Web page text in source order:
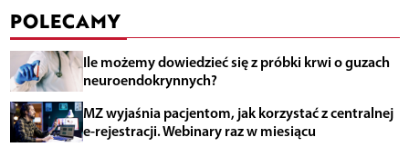
POLECAMY
Ile możemy dowiedzieć się z próbki krwi o guzach
neuroendokrynnych?
MZ wyjaśnia pacjentom, jak korzystać z centralnej
e-rejestracji. Webinary raz w miesiącu